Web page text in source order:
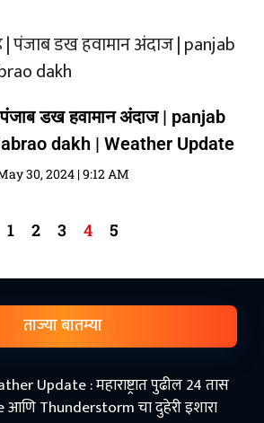
डख हवामान अंदाज | panjab
dakh | Weather Update
30, 2024 9:12 AM
1 2 3 4 5
ताज्या बातम्या
Update : महाराष्ट्रात पुढील 24 तास
आणि Thunderstorm चा दुहेरी इशारा